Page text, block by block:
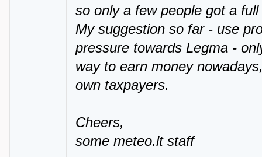
so only a few people got a
My suggestion so far - use
pressure towards Legma -
way to earn money
own taxpayers.
Cheers,
some meteo.lt staff